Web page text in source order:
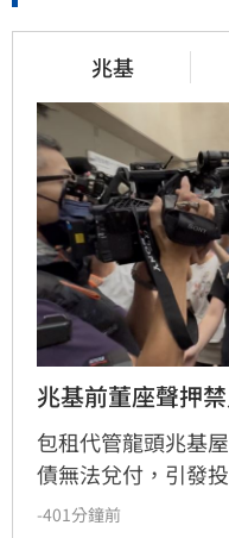
兆基
兆基前董座聲押
包租代管龍頭兆基
債無法兌付，引發
多路搜索，約談前
-401分鐘前